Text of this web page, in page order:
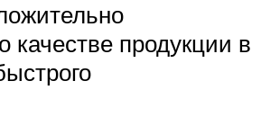
качестве продукции в